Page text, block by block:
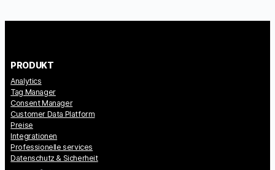
PRODUKT
Analytics
Tag Manager
Consent Manager
Customer Data Platform
Preise
Integrationen
Professionelle services
Datenschutz & Sicherheit